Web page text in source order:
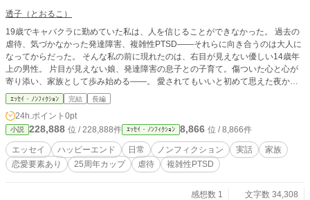
透子（とおるこ）
19歳でキャバクラに勤めていた私は、人を信じることができなかった。 過去の
虐待、気づかなかった発達障害、複雑性PTSD――それらに向き合うのは大人に
なってからだった。 そんな私の前に現れたのは、右目が見えない優しい14歳年
上の男性。 片目が見えない娘、発達障害の息子との子育て。傷ついた心と心が
寄り添い、家族として歩み始める――。 愛されてもいいと初めて思えた夜から
の、リアルで少しビターな家族の物語。
ｴｯｾｲ・ﾉﾝﾌｨｸｼｮﾝ 完結 長編
24h.ポイント 0pt
小説 228,888 位 / 228,888件 ｴｯｾｲ・ﾉﾝﾌｨｸｼｮﾝ 8,866 位 / 8,866件
エッセイ ハッピーエンド 日常 ノンフィクション 実話
家族
恋愛要素あり
25周年カップ 虐待 複雑性PTSD
感想数 1
文字数 34,308